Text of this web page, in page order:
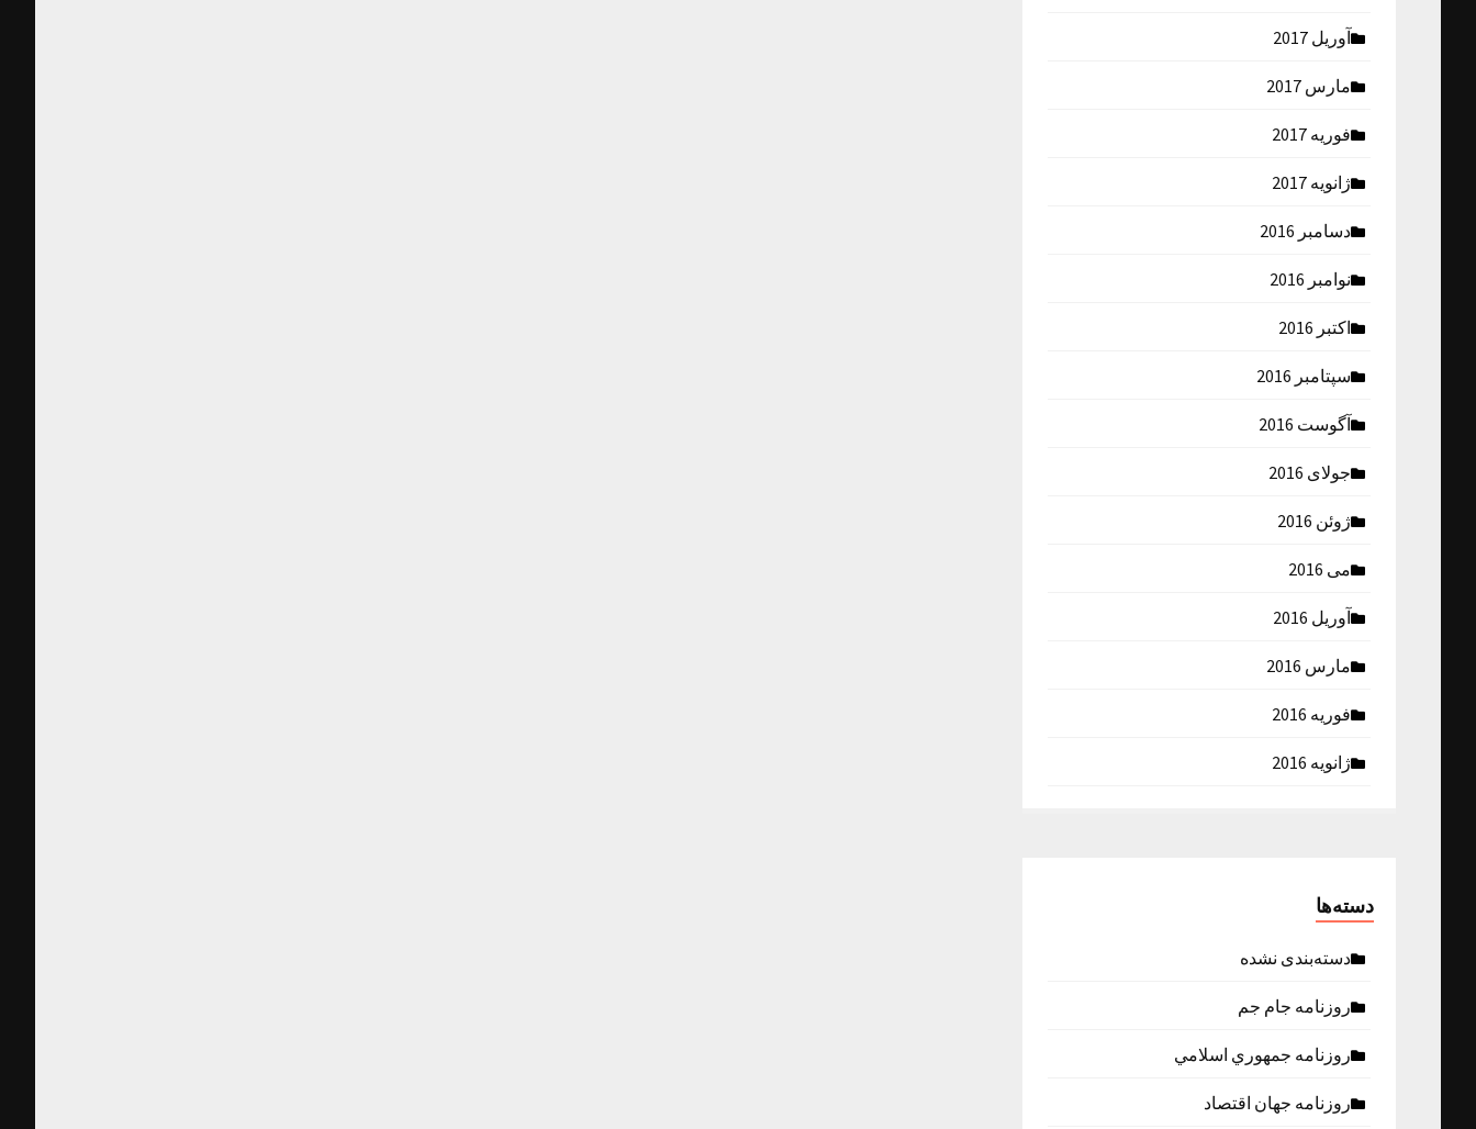
آوریل 2017
مارس 2017
فوریه 2017
ژانویه 2017
دسامبر 2016
نوامبر 2016
اکتبر 2016
سپتامبر 2016
آگوست 2016
جولای 2016
ژوئن 2016
می 2016
آوریل 2016
مارس 2016
فوریه 2016
ژانویه 2016
دسته‌ها
دسته‌بندی نشده
روزنامه جام جم
روزنامه جمهوري اسلامي
روزنامه جهان اقتصاد